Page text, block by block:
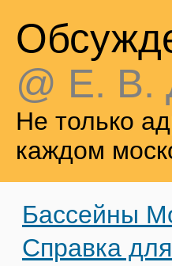
@ Е. В.
Не только
каждом
Бассейны
Справка